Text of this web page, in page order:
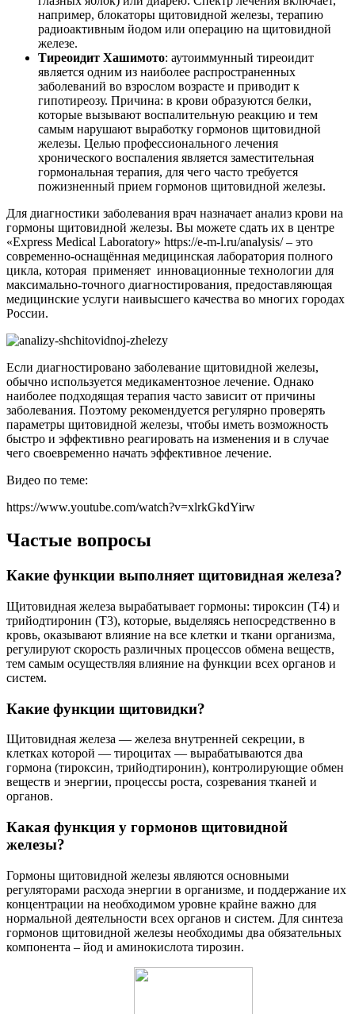
например, блокаторы щитовидной железы, терапию
радиоактивным йодом или операцию на щитовидной
железе.
Тиреоидит Хашимото: аутоиммунный тиреоидит
является одним из наиболее распространенных
заболеваний во взрослом возрасте и приводит к
гипотиреозу. Причина: в крови образуются белки,
которые вызывают воспалительную реакцию и тем
самым нарушают выработку гормонов щитовидной
железы. Целью профессионального лечения
хронического воспаления является заместительная
гормональная терапия, для чего часто требуется
пожизненный прием гормонов щитовидной железы.
Для диагностики заболевания врач назначает анализ крови на
гормоны щитовидной железы. Вы можете сдать их в центре
«Express Medical Laboratory» https://e-m-l.ru/analysis/ – это
современно-оснащённая медицинская лаборатория полного
цикла, которая применяет инновационные технологии для
максимально-точного диагностирования, предоставляющая
медицинские услуги наивысшего качества во многих городах
России.
Если диагностировано заболевание щитовидной железы,
обычно используется медикаментозное лечение. Однако
наиболее подходящая терапия часто зависит от причины
заболевания. Поэтому рекомендуется регулярно проверять
параметры щитовидной железы, чтобы иметь возможность
быстро и эффективно реагировать на изменения и в случае
чего своевременно начать эффективное лечение.
Видео по теме:
https://www.youtube.com/watch?v=xlrkGkdYirw
Частые вопросы
Какие функции выполняет щитовидная железа?
Щитовидная железа вырабатывает гормоны: тироксин (Т4) и
трийодтиронин (Т3), которые, выделяясь непосредственно в
кровь, оказывают влияние на все клетки и ткани организма,
регулируют скорость различных процессов обмена веществ,
тем самым осуществляя влияние на функции всех органов и
систем.
Какие функции щитовидки?
Щитовидная железа — железа внутренней секреции, в
клетках которой — тироцитах — вырабатываются два
гормона (тироксин, трийодтиронин), контролирующие обмен
веществ и энергии, процессы роста, созревания тканей и
органов.
Какая функция у гормонов щитовидной
железы?
Гормоны щитовидной железы являются основными
регуляторами расхода энергии в организме, и поддержание их
концентрации на необходимом уровне крайне важно для
нормальной деятельности всех органов и систем. Для синтеза
гормонов щитовидной железы необходимы два обязательных
компонента – йод и аминокислота тирозин.